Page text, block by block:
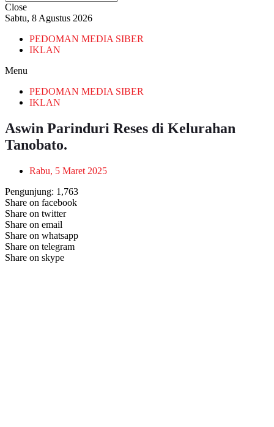
Close
Sabtu, 8 Agustus 2026
PEDOMAN MEDIA SIBER
IKLAN
Menu
PEDOMAN MEDIA SIBER
IKLAN
Aswin Parinduri Reses di Kelurahan
Tanobato.
Rabu, 5 Maret 2025
Pengunjung: 1,763
Share on facebook
Share on twitter
Share on email
Share on whatsapp
Share on telegram
Share on skype